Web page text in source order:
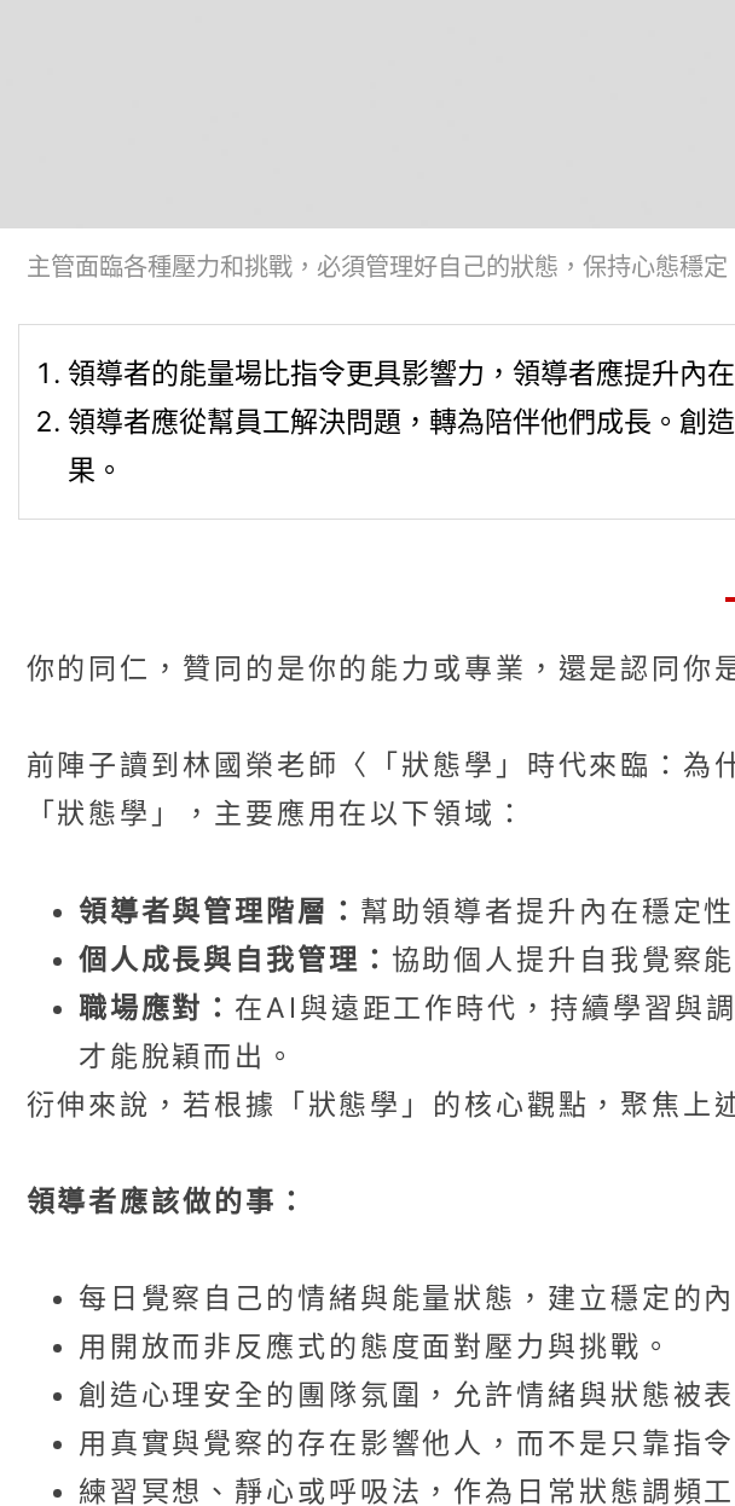
主管面臨各種壓力和挑戰，必須管理好自己的狀態，保持心態穩
領導者的能量場比指令更具影響力，領導者應提升內
領導者應從幫員工解決問題，轉為陪伴他們成長。創
果。
你的同仁，贊同的是你的能力或專業，還是認同你
前陣子讀到林國榮老師〈「狀態學」時代來臨：
「狀態學」，主要應用在以下領域：
領導者與管理階層： 幫助領導者提升內在穩定
個人成長與自我管理： 協助個人提升自我覺察
職場應對： 在AI與遠距工作時代，持續學習與
才能脫穎而出。
衍伸來說，若根據「狀態學」的核心觀點，聚焦上
領導者應該做的事：
每日覺察自己的情緒與能量狀態，建立穩定的內
用開放而非反應式的態度面對壓力與挑戰。
創造心理安全的團隊氛圍，允許情緒與狀態被表
用真實與覺察的存在影響他人，而不是只靠指令
練習冥想、靜心或呼吸法，作為日常狀態調頻工